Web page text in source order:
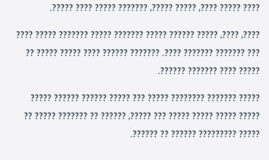
???? ????? ????, ????? ?????, ??????? ????? ???? ?????.
????, ????, ????? ?????? ????? ??????? ????? ??????? ????? ????
??? ??????? ??????? ????. ??????? ?????? ???? ????? ????? ??
????? ???? ??????? ??????.
????? ??????? ???????? ????? ??? ????? ?????? ?????? ?????
????? ????? ????? ????? ??? ?????, ?????? ?? ??????? ????? ??
????? ????????? ?????? ?? ??????.